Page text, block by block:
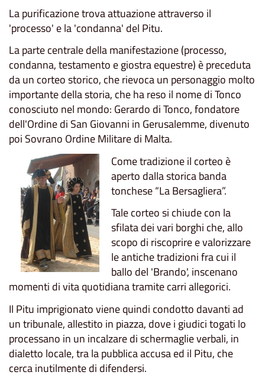
La purificazione trova attuazione attraverso il
'processo' e la 'condanna' del Pitu.
La parte centrale della manifestazione (processo,
condanna, testamento e giostra equestre) è preceduta
da un corteo storico, che rievoca un personaggio molto
importante della storia, che ha reso il nome di Tonco
conosciuto nel mondo: Gerardo di Tonco, fondatore
dell'Ordine di San Giovanni in Gerusalemme, divenuto
poi Sovrano Ordine Militare di Malta.
Come tradizione il corteo è
aperto dalla storica banda
tonchese “La Bersagliera”.
Tale corteo si chiude con la
sfilata dei vari borghi che, allo
scopo di riscoprire e valorizzare
le antiche tradizioni fra cui il
ballo del 'Brando', inscenano
momenti di vita quotidiana tramite carri allegorici.
Il Pitu imprigionato viene quindi condotto davanti ad
un tribunale, allestito in piazza, dove i giudici togati lo
processano in un incalzare di schermaglie verbali, in
dialetto locale, tra la pubblica accusa ed il Pitu, che
cerca inutilmente di difendersi.